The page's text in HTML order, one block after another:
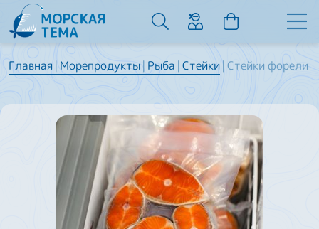
Главная Морепродукты Рыба Стейки Стейки форели